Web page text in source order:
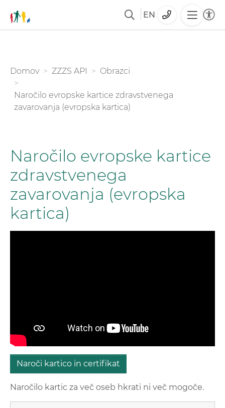
glavno
vsebino
EN
You are here:
Domov ZZZS API Obrazci
Naročilo evropske kartice zdravstvenega
zavarovanja (evropska kartica)
Naročilo evropske kartice
zdravstvenega
zavarovanja (evropska
kartica)
Naroči kartico in certifikat
Naročilo kartic za več oseb hkrati ni več mogoče.